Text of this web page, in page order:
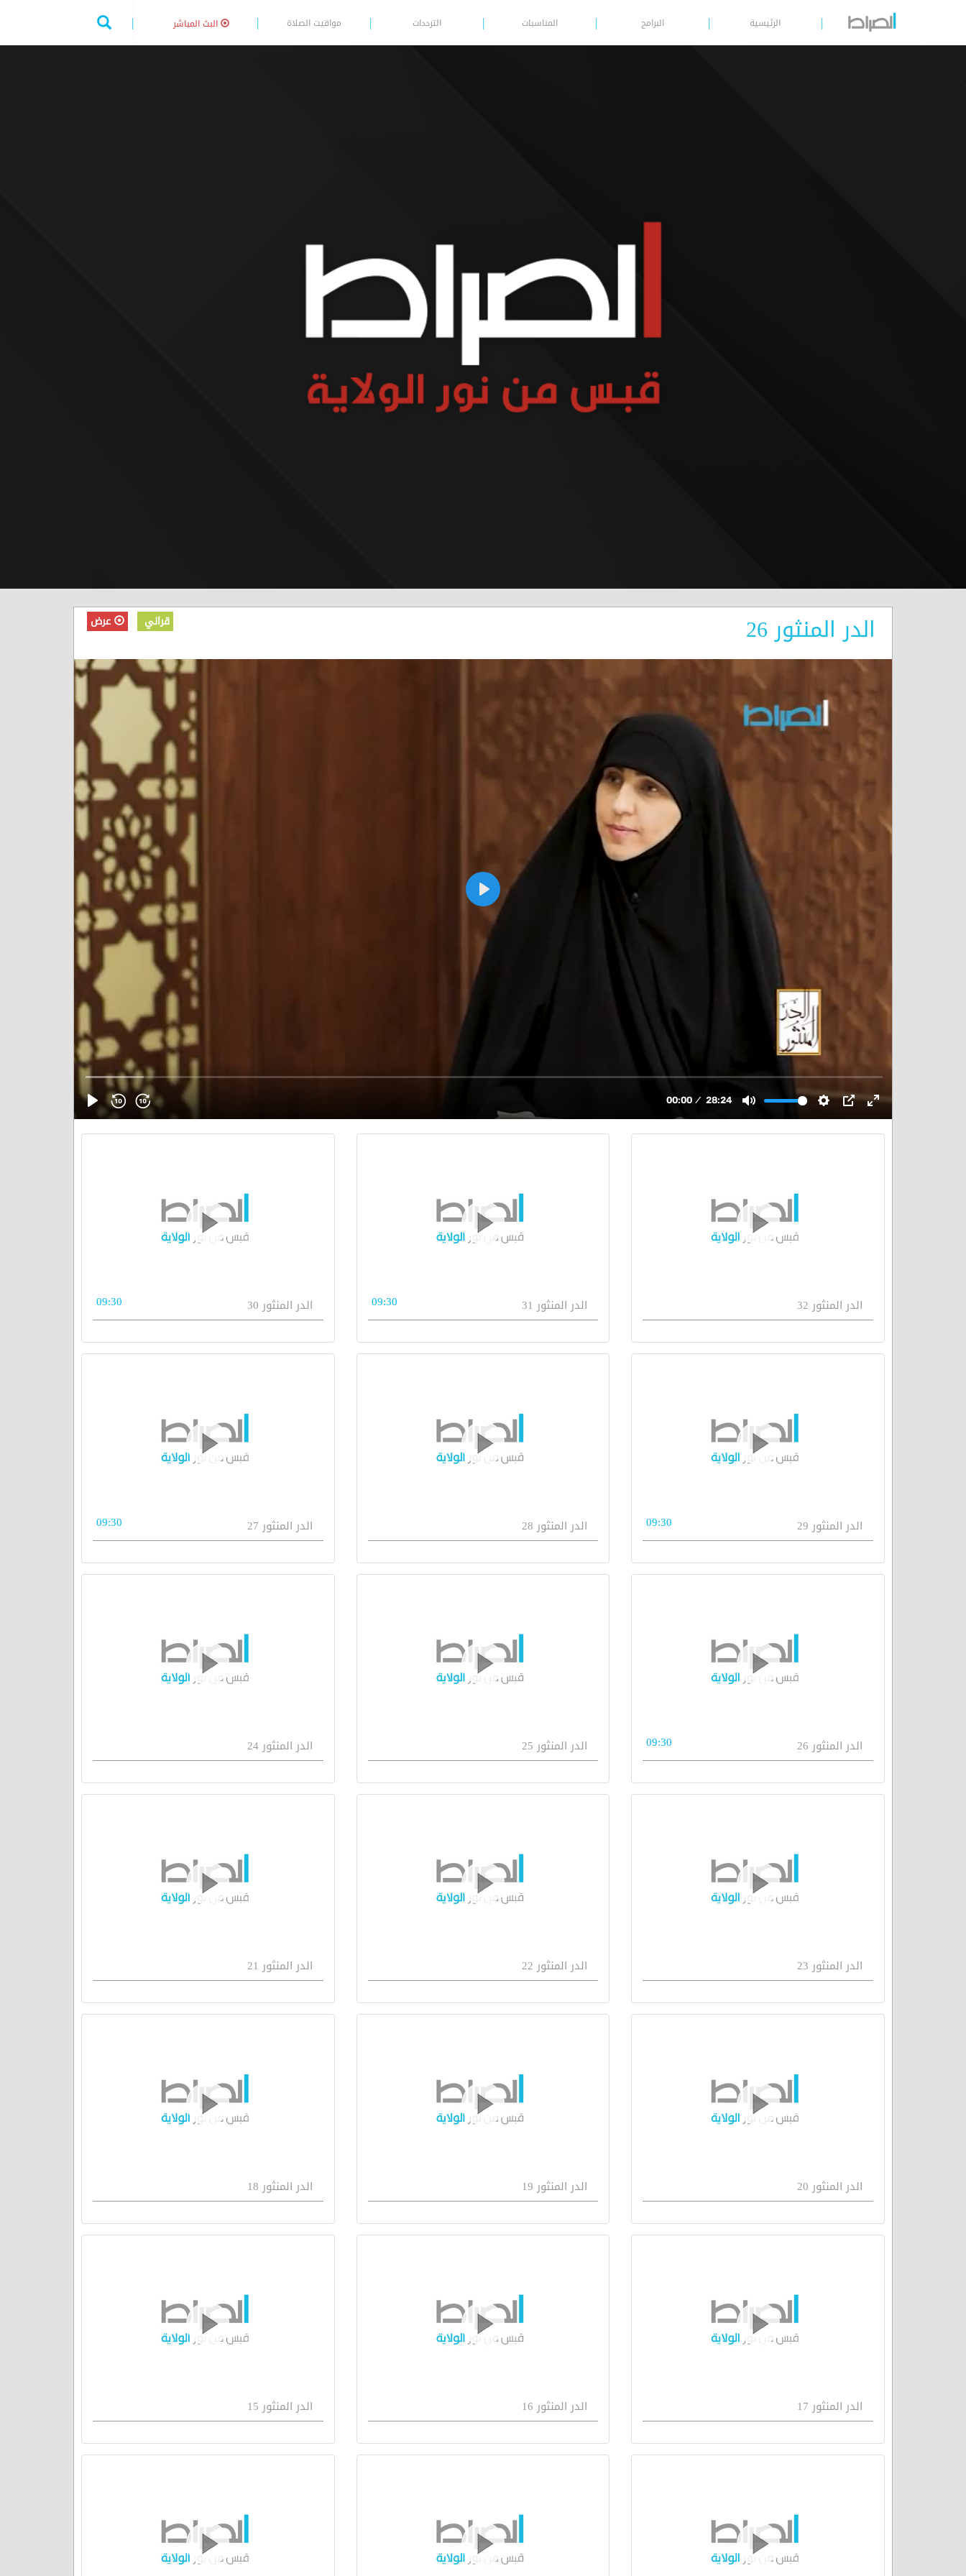
الرئيسية البرامج المناسبات الترددات مواقيت الصلاة البث المباشر
الدر المنثور 26 قراني عرض
الدر المنثور 32 الدر المنثور 31 09:30 الدر المنثور 30 09:30
الدر المنثور 29 09:30 الدر المنثور 28 الدر المنثور 27 09:30
الدر المنثور 26 09:30 الدر المنثور 25 الدر المنثور 24
الدر المنثور 23 الدر المنثور 22 الدر المنثور 21
الدر المنثور 20 الدر المنثور 19 الدر المنثور 18
الدر المنثور 17 الدر المنثور 16 الدر المنثور 15